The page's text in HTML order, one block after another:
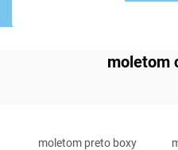
moletom
moletom preto boxy